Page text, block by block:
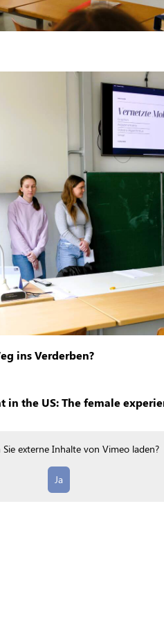
ins Verderben?
in the US: The female
externe Inhalte von Vimeo laden?
Ja